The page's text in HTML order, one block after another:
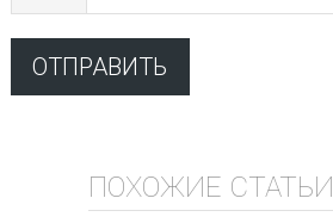
ПОХОЖИЕ СТАТЬИ